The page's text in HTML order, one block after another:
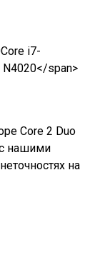
Core i7-
N4020</span>
Core 2 Duo
с нашими
на